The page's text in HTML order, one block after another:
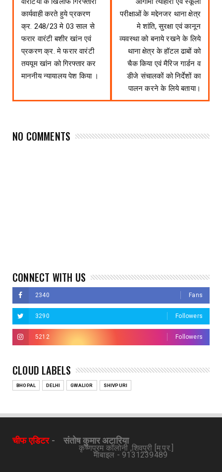
कार्यवाही करते हुये प्रकरण
क्र. 248/23 मे 03 साल से
फरार वारंटी बशीर खांन एवं
प्रकरण क्र. मे फरार वारंटी
तययूम खांन को गिरफ्तार कर
माननीय न्यायालय पेश किया ।
परीक्षाओं के मद्देनजर थाना क्षेत्र
मे शांति, सुरक्षा एवं कानून
व्यवस्था को बनाये रखने के लिये
थाना क्षेत्र के हॉटल ढाबों को
चैक किया एवं मैरिज गार्डन व
डीजे संचालकों को निर्देशों का
पालन करने के लिये बताया।
NO COMMENTS
CONNECT WITH US
2340 Fans
3290 Followers
5212 Followers
CLOUD LABELS
BHOPAL DELHI GWALIOR SHIVPURI
चीफ एडिटर- संतोष कुमार अटारिया
कृष्णपुरम कॉलोनी ,शिवपुरी [म.प्र.]
मोबाइल - 9131239489